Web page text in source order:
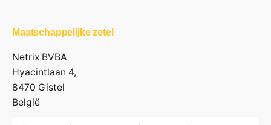
Maatschappelijke zetel
Netrix BVBA
Hyacintlaan 4,
8470 Gistel
België